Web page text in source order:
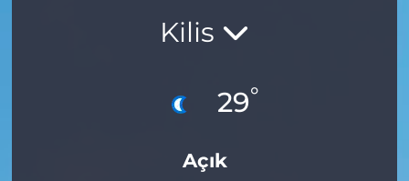
Kilis
29°
Açık